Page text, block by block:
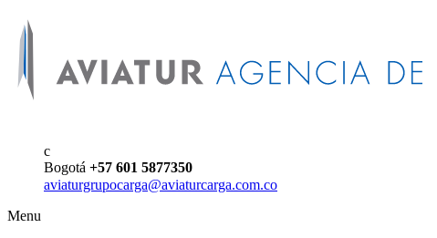
c
Bogotá +57 601 5877350
aviaturgrupocarga@aviaturcarga.com.co
Menu